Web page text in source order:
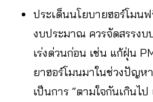
ประเด็นนโยบายฮอร์โมน
งบประมาณ ควรจัดสรรง
เร่งด่วนก่อน เช่น แก้ฝุ่น
ยาฮอร์โมนมาในช่วงปัญห
เป็นการ “ตามใจกันเกินไ